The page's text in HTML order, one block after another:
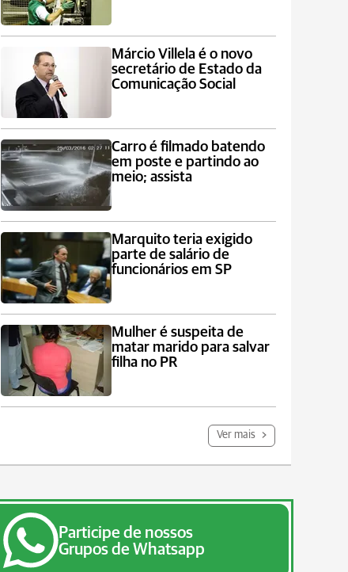
Márcio Villela é o novo
secretário de Estado da
Comunicação Social
Carro é filmado batendo
em poste e partindo ao
meio; assista
Marquito teria exigido
parte de salário de
funcionários em SP
Mulher é suspeita de
matar marido para salvar
filha no PR
Ver mais
Participe de nossos
Grupos de Whatsapp